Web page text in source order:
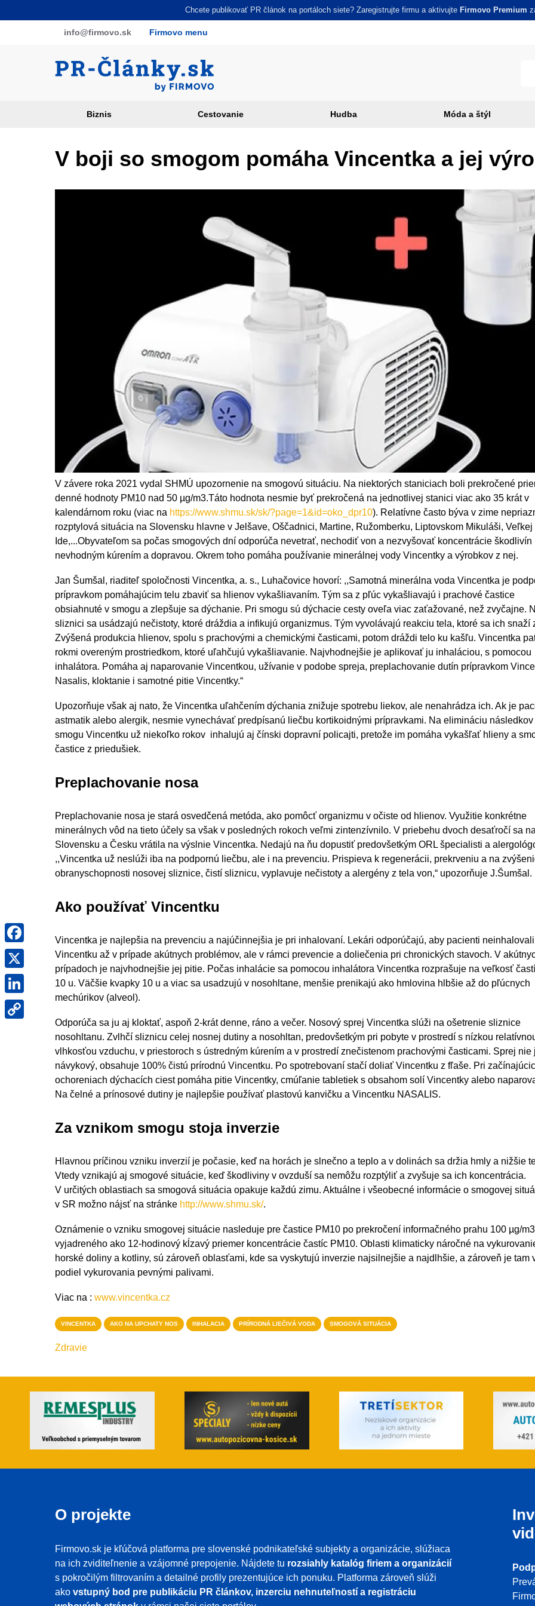
na
Chcete publikovať PR článok na portáloch siete? Zaregistrujte firmu a aktivujte Firmovo Premium
info@firmovo.sk Firmovo menu
Biznis Cestovanie Hudba Móda a štýl
V boji so smogom pomáha Vincentka a jej
V závere roka 2021 vydal SHMÚ upozornenie na smogovú situáciu. Na niektorých staniciach boli prekročené
denné hodnoty PM10 nad 50 µg/m3.Táto hodnota nesmie byť prekročená na jednotlivej stanici viac ako 35 krát v
kalendárnom roku (viac na https://www.shmu.sk/sk/?page=1&id=oko_dpr10). Relatívne často býva v zime
rozptylová situácia na Slovensku hlavne v Jelšave, Oščadnici, Martine, Ružomberku, Liptovskom Mikuláši, Veľkej
Ide,...Obyvateľom sa počas smogových dní odporúča nevetrať, nechodiť von a nezvyšovať koncentrácie škodlivín
nevhodným kúrením a dopravou. Okrem toho pomáha používanie minerálnej vody Vincentky a výrobkov z nej.
Jan Šumšal, riaditeľ spoločnosti Vincentka, a. s., Luhačovice hovorí: ,,Samotná minerálna voda Vincentka je
prípravkom pomáhajúcim telu zbaviť sa hlienov vykašliavaním. Tým sa z pľúc vykašliavajú i prachové častice
obsiahnuté v smogu a zlepšuje sa dýchanie. Pri smogu sú dýchacie cesty oveľa viac zaťažované, než zvyčajne.
sliznici sa usádzajú nečistoty, ktoré dráždia a infikujú organizmus. Tým vyvolávajú reakciu tela, ktoré sa ich snaží
Zvýšená produkcia hlienov, spolu s prachovými a chemickými časticami, potom dráždi telo ku kašľu. Vincentka
rokmi overeným prostriedkom, ktoré uľahčujú vykašliavanie. Najvhodnejšie je aplikovať ju inhaláciou, s pomocou
inhalátora. Pomáha aj naparovanie Vincentkou, užívanie v podobe spreja, preplachovanie dutín prípravkom
Nasalis, kloktanie i samotné pitie Vincentky.“
Upozorňuje však aj nato, že Vincentka uľahčením dýchania znižuje spotrebu liekov, ale nenahrádza ich. Ak je
astmatik alebo alergik, nesmie vynechávať predpísanú liečbu kortikoidnými prípravkami. Na elimináciu následkov
smogu Vincentku už niekoľko rokov inhalujú aj čínski dopravní policajti, pretože im pomáha vykašľať hlieny a
častice z priedušiek.
Preplachovanie nosa
Preplachovanie nosa je stará osvedčená metóda, ako pomôcť organizmu v očiste od hlienov. Využitie konkrétne
minerálnych vôd na tieto účely sa však v posledných rokoch veľmi zintenzívnilo. V priebehu dvoch desaťročí sa
Slovensku a Česku vrátila na výslnie Vincentka. Nedajú na ňu dopustiť predovšetkým ORL špecialisti a
,,Vincentka už neslúži iba na podpornú liečbu, ale i na prevenciu. Prispieva k regenerácii, prekrveniu a na
obranyschopnosti nosovej sliznice, čistí sliznicu, vyplavuje nečistoty a alergény z tela von,“ upozorňuje J.Šumšal.
Ako používať Vincentku
Vincentka je najlepšia na prevenciu a najúčinnejšia je pri inhalovaní. Lekári odporúčajú, aby pacienti neinhalovali
Vincentku až v prípade akútnych problémov, ale v rámci prevencie a doliečenia pri chronických stavoch. V
prípadoch je najvhodnejšie jej pitie. Počas inhalácie sa pomocou inhalátora Vincentka rozprašuje na veľkosť
10 u. Väčšie kvapky 10 u a viac sa usadzujú v nosohltane, menšie prenikajú ako hmlovina hlbšie až do pľúcnych
mechúrikov (alveol).
Odporúča sa ju aj kloktať, aspoň 2-krát denne, ráno a večer. Nosový sprej Vincentka slúži na ošetrenie sliznice
nosohltanu. Zvlhčí sliznicu celej nosnej dutiny a nosohltan, predovšetkým pri pobyte v prostredí s nízkou
vlhkosťou vzduchu, v priestoroch s ústredným kúrením a v prostredí znečistenom prachovými časticami. Sprej nie
návykový, obsahuje 100% čistú prírodnú Vincentku. Po spotrebovaní stačí doliať Vincentku z fľaše. Pri
ochoreniach dýchacích ciest pomáha pitie Vincentky, cmúľanie tabletiek s obsahom solí Vincentky alebo
Na čelné a prínosové dutiny je najlepšie používať plastovú kanvičku a Vincentku NASALIS.
Za vznikom smogu stoja inverzie
Hlavnou príčinou vzniku inverzií je počasie, keď na horách je slnečno a teplo a v dolinách sa držia hmly a nižšie
Vtedy vznikajú aj smogové situácie, keď škodliviny v ovzduší sa nemôžu rozptýliť a zvyšuje sa ich koncentrácia.
V určitých oblastiach sa smogová situácia opakuje každú zimu. Aktuálne i všeobecné informácie o smogovej
v SR možno nájsť na stránke http://www.shmu.sk/.
Oznámenie o vzniku smogovej situácie nasleduje pre častice PM10 po prekročení informačného prahu 100 µg/m3
vyjadreného ako 12-hodinový kĺzavý priemer koncentrácie častíc PM10. Oblasti klimaticky náročné na
horské doliny a kotliny, sú zároveň oblasťami, kde sa vyskytujú inverzie najsilnejšie a najdlhšie, a zároveň je tam
podiel vykurovania pevnými palivami.
Viac na : www.vincentka.cz
VINCENTKA AKO NA UPCHATY NOS INHALACIA PRÍRODNÁ LIEČIVÁ VODA SMOGOVÁ SITUÁCIA
Facebook
LinkedIn
Copy
Link
Zdravie
O projekte
Firmovo.sk je kľúčová platforma pre slovenské podnikateľské subjekty a organizácie, slúžiaca
na ich zviditeľnenie a vzájomné prepojenie. Nájdete tu rozsiahly katalóg firiem a organizácií
s pokročilým filtrovaním a detailné profily prezentujúce ich ponuku. Platforma zároveň slúži
ako vstupný bod pre publikáciu PR článkov, inzerciu nehnuteľností a registráciu